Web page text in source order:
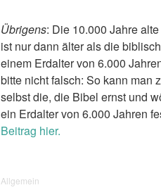
Übrigens: Die 10.000 Jahre
ist nur dann älter als die
einem Erdalter von 6.000
bitte nicht falsch: So kann man
selbst die, die Bibel ernst und
ein Erdalter von 6.000 Jahren
Beitrag hier.
Allgemein